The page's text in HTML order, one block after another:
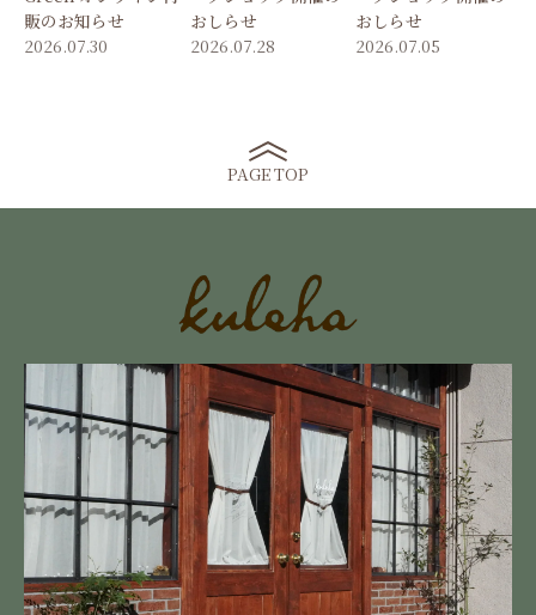
販のお知らせ
2026.07.30
おしらせ
2026.07.28
おしらせ
2026.07.05
PAGE TOP